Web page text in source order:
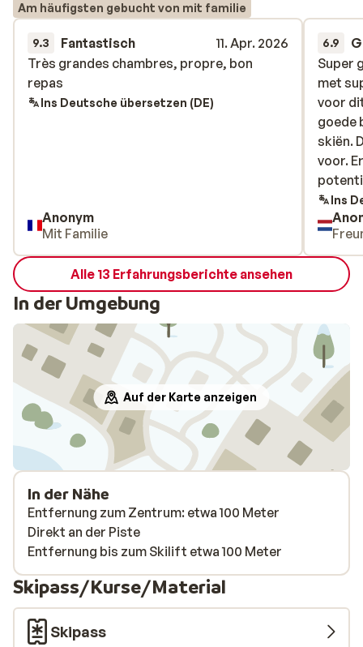
Am häufigsten gebucht von mit familie
9.3 Fantastisch
11. Apr. 2026
Très grandes chambres, propre, bon
repas
Très grandes chambres, propre, bon
repas
Ins Deutsche übersetzen (DE)
Anonym
Mit Familie
6.9
Super
met
voor
goede
skiën.
voor.
terras
tafels
op
het
vrije
iets
hotel
maar
bij te
goed
Super
met
voor
goede
skiën.
voor.
Ins
Alle 13 Erfahrungsberichte ansehen
In der Umgebung
Auf der Karte anzeigen
In der Nähe
Entfernung zum Zentrum: etwa 100 Meter
Direkt an der Piste
Entfernung bis zum Skilift etwa 100 Meter
Skipass/Kurse/Material
Skipass